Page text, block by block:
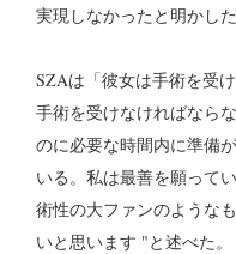
実現しなかったと明かした
SZAは「彼女は手術を受
手術を受けなければなら
のに必要な時間内に準備
いる。私は最善を願って
術性の大ファンのような
いと思います "と述べた。